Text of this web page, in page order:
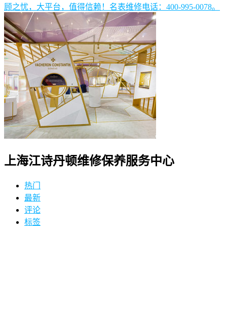
顾之忧，大平台，值得信赖！名表维修电话：400-995-0078。
上海江诗丹顿维修保养服务中心
热门
最新
评论
标签